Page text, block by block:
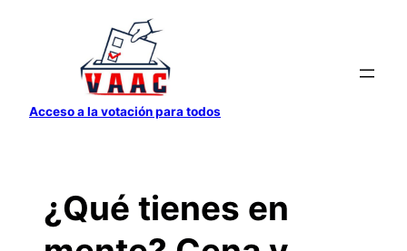
contenido
Acceso a la votación para todos
¿Qué tienes en